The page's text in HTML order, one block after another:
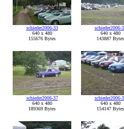
schieder2006-33
640 x 480
155676 Bytes
schieder2006-
640 x 480
143887 Bytes
schieder2006-37
640 x 480
189369 Bytes
schieder2006-
640 x 480
154147 Bytes